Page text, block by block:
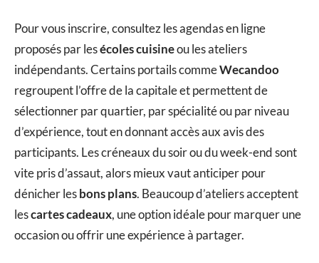
Pour vous inscrire, consultez les agendas en ligne
proposés par lesécoles cuisineou les ateliers
indépendants. Certains portails commeWecandoo
regroupent l’offre de la capitale et permettent de
sélectionner par quartier, par spécialité ou par niveau
d’expérience, tout en donnant accès aux avis des
participants. Les créneaux du soir ou du week-end sont
vite pris d’assaut, alors mieux vaut anticiper pour
dénicher lesbons plans. Beaucoup d’ateliers acceptent
lescartes cadeaux, une option idéale pour marquer une
occasion ou offrir une expérience à partager.